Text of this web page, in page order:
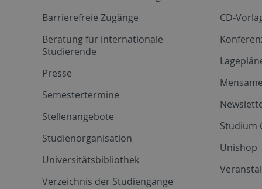
Barrierefreie Zugänge
Beratung für internationale
Studierende
Presse
Semestertermine
Stellenangebote
Studienorganisation
Universitätsbibliothek
Verzeichnis der Studiengänge
CD-
Studium
Unishop